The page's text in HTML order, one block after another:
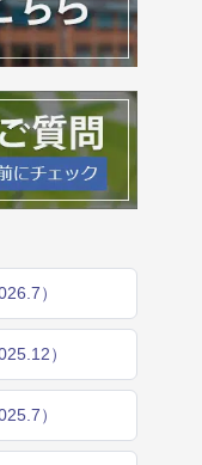
）
）
）